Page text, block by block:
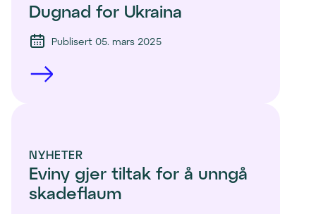
Dugnad for Ukraina
Publisert 05. mars 2025
NYHETER
Eviny gjer tiltak for å unngå
skadeflaum